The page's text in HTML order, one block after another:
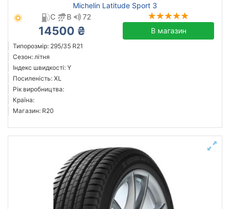
Michelin Latitude Sport 3
C
B 72
14500 ₴ В магазин
Типорозмір: 295/35 R21
Сезон: літня
Індекс швидкості: Y
Посиленість: XL
Рік виробництва:
Країна:
Магазин: R20